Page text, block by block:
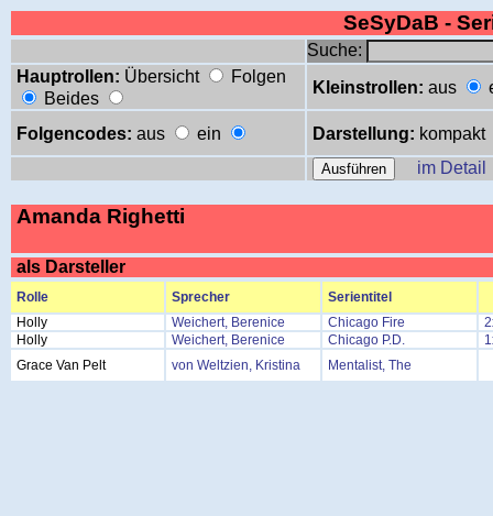
SeSyDaB -
Suche:
Hauptrollen: Übersicht
Folgen
Beides
Kleinstrollen: aus
Folgencodes: aus ein Darstellung: kompakt
im Detail
Amanda Righetti
als Darsteller
Rolle Sprecher
Serientitel
Holly
Weichert, Berenice Chicago Fire
Holly
Weichert, Berenice Chicago P.D.
Grace Van Pelt
von Weltzien, Kristina Mentalist, The